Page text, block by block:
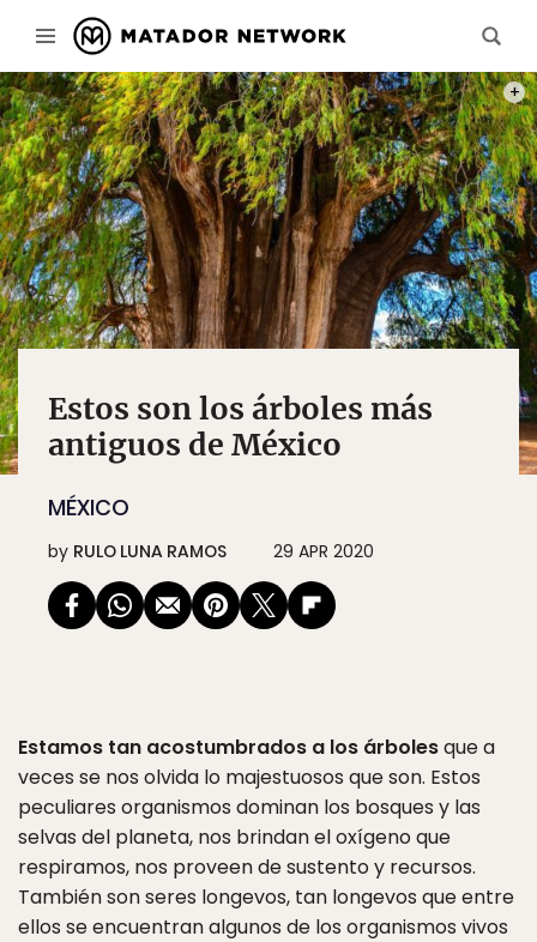
Estos son los árboles más
antiguos de México
MÉXICO
by RULO LUNA RAMOS 29 APR 2020
Estamos tan acostumbrados a los árbolesque a
veces se nos olvida lo majestuosos que son. Estos
peculiares organismos dominan los bosques y las
selvas del planeta, nos brindan el oxígeno que
respiramos, nos proveen de sustento y recursos.
También son seres longevos, tan longevos que entre
ellos se encuentran algunos de los organismos vivos